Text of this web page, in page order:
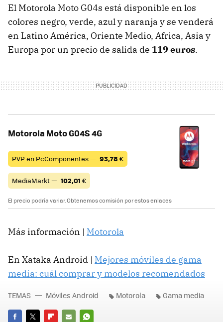
El Motorola Moto G04s está disponible en los
colores negro, verde, azul y naranja y se venderá
en Latino América, Oriente Medio, Africa, Asia y
Europa por un precio de salida de 119 euros.
Motorola Moto G04S 4G
PVP en PcComponentes — 93,78 €
MediaMarkt — 102,01 €
El precio podría variar. Obtenemos comisión por estos enlaces
Más información | Motorola
En Xataka Android | Mejores móviles de gama
media: cuál comprar y modelos recomendados
TEMAS Móviles Android Motorola Gama media